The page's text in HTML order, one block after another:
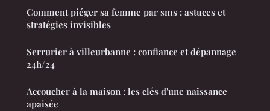
Comment piéger sa femme par sms : astuces et
stratégies invisibles
Serrurier à villeurbanne : confiance et dépannage
24h/24
Accoucher à la maison : les clés d'une naissance
apaisée